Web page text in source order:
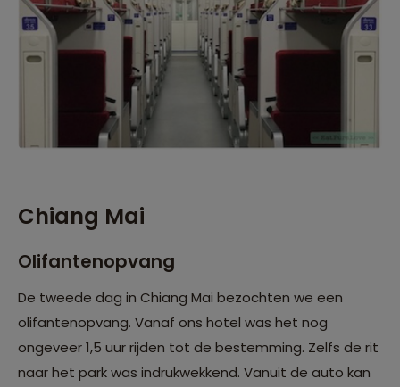
Chiang Mai
Olifantenopvang
De tweede dag in Chiang Mai bezochten we een
olifantenopvang. Vanaf ons hotel was het nog
ongeveer 1,5 uur rijden tot de bestemming. Zelfs de rit
naar het park was indrukwekkend. Vanuit de auto kan